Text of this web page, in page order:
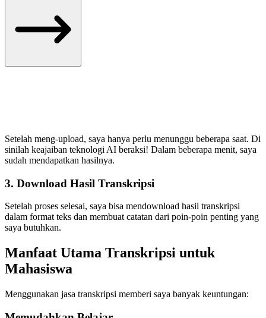
Setelah meng-upload, saya hanya perlu menunggu beberapa saat. Di
sinilah keajaiban teknologi AI beraksi! Dalam beberapa menit, saya
sudah mendapatkan hasilnya.
3. Download Hasil Transkripsi
Setelah proses selesai, saya bisa mendownload hasil transkripsi
dalam format teks dan membuat catatan dari poin-poin penting yang
saya butuhkan.
Manfaat Utama Transkripsi untuk
Mahasiswa
Menggunakan jasa transkripsi memberi saya banyak keuntungan: